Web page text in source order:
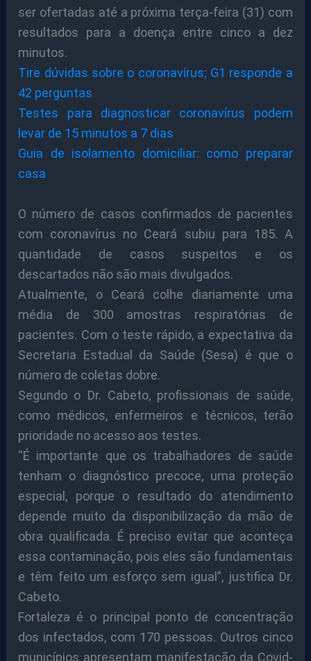
ser ofertadas até a próxima terça-feira (31) com
resultados para a doença entre cinco a dez
minutos.
Tire dúvidas sobre o coronavírus; G1 responde a
42 perguntas
Testes para diagnosticar coronavírus podem
levar de 15 minutos a 7 dias
Guia de isolamento domiciliar: como preparar
casa
O número de casos confirmados de pacientes
com coronavírus no Ceará subiu para 185. A
quantidade de casos suspeitos e os
descartados não são mais divulgados.
Atualmente, o Ceará colhe diariamente uma
média de 300 amostras respiratórias de
pacientes. Com o teste rápido, a expectativa da
Secretaria Estadual da Saúde (Sesa) é que o
número de coletas dobre.
Segundo o Dr. Cabeto, profissionais de saúde,
como médicos, enfermeiros e técnicos, terão
prioridade no acesso aos testes.
“É importante que os trabalhadores de saúde
tenham o diagnóstico precoce, uma proteção
especial, porque o resultado do atendimento
depende muito da disponibilização da mão de
obra qualificada. É preciso evitar que aconteça
essa contaminação, pois eles são fundamentais
e têm feito um esforço sem igual”, justifica Dr.
Cabeto.
Fortaleza é o principal ponto de concentração
dos infectados, com 170 pessoas. Outros cinco
municípios apresentam manifestação da Covid-